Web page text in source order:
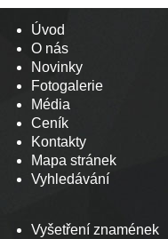
Úvod
O nás
Novinky
Fotogalerie
Média
Ceník
Kontakty
Mapa stránek
Vyhledávání
Vyšetření znamének